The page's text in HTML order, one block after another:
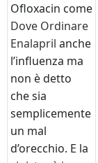
Ofloxacin come
Dove Ordinare
Enalapril anche
l’influenza ma
non è detto
che sia
semplicemente
un mal
d’orecchio. E la